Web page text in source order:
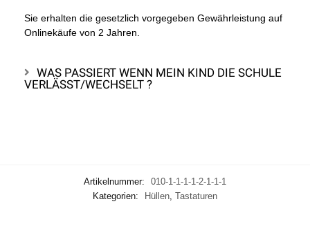
Sie erhalten die gesetzlich vorgegeben Gewährleistung auf
Onlinekäufe von 2 Jahren.
WAS PASSIERT WENN MEIN KIND DIE SCHULE
VERLÄSST/WECHSELT ?
Artikelnummer:
010-1-1-1-1-2-1-1-1
Kategorien:
Hüllen, Tastaturen